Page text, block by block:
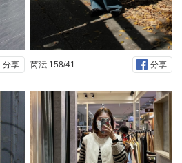
分享 芮沄 158/41 分享